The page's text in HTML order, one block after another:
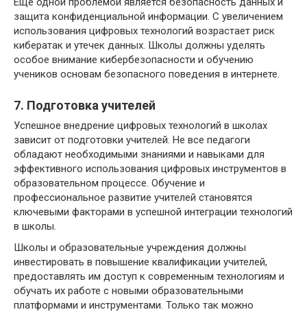
защита конфиденциальной информации. С увеличением
использования цифровых технологий возрастает риск
кибератак и утечек данных. Школы должны уделять
особое внимание кибербезопасности и обучению
учеников основам безопасного поведения в интернете.
7. Подготовка учителей
Успешное внедрение цифровых технологий в школах
зависит от подготовки учителей. Не все педагоги
обладают необходимыми знаниями и навыками для
эффективного использования цифровых инструментов в
образовательном процессе. Обучение и
профессиональное развитие учителей становятся
ключевыми факторами в успешной интеграции технологий
в школы.
Школы и образовательные учреждения должны
инвестировать в повышение квалификации учителей,
предоставлять им доступ к современным технологиям и
обучать их работе с новыми образовательными
платформами и инструментами. Только так можно